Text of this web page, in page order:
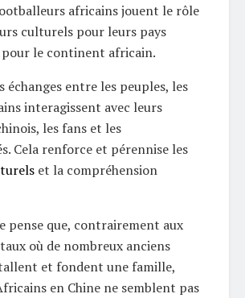
africains jouent le rôle
culturels pour leurs pays
le continent africain.
échanges entre les peuples, les
interagissent avec leurs
les fans et les
Cela renforce et pérennise les
et la compréhension
pense que, contrairement aux
où de nombreux anciens
et fondent une famille,
en Chine ne semblent pas